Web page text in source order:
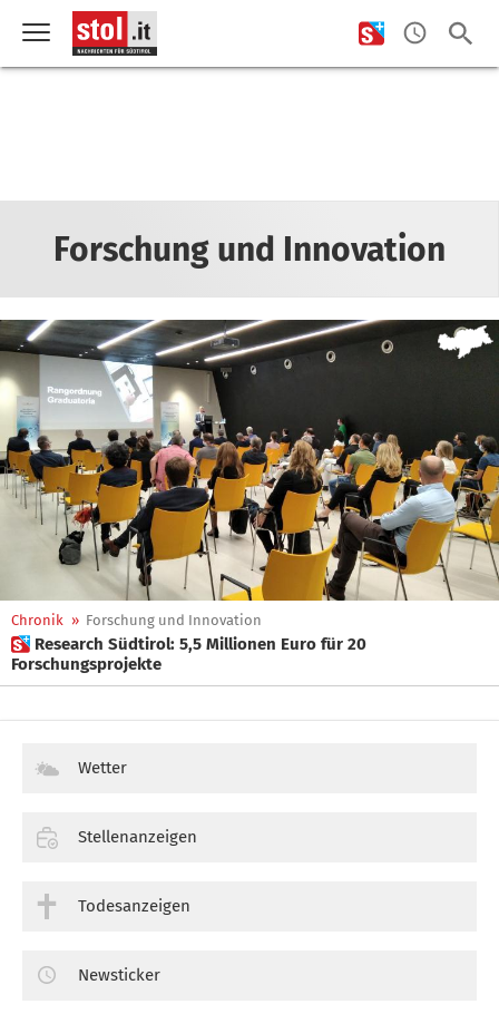
Forschung und Innovation
Chronik » Forschung und Innovation
 Research Südtirol: 5,5 Millionen Euro für 20
Forschungsprojekte
Wetter
Stellenanzeigen
Todesanzeigen
Newsticker